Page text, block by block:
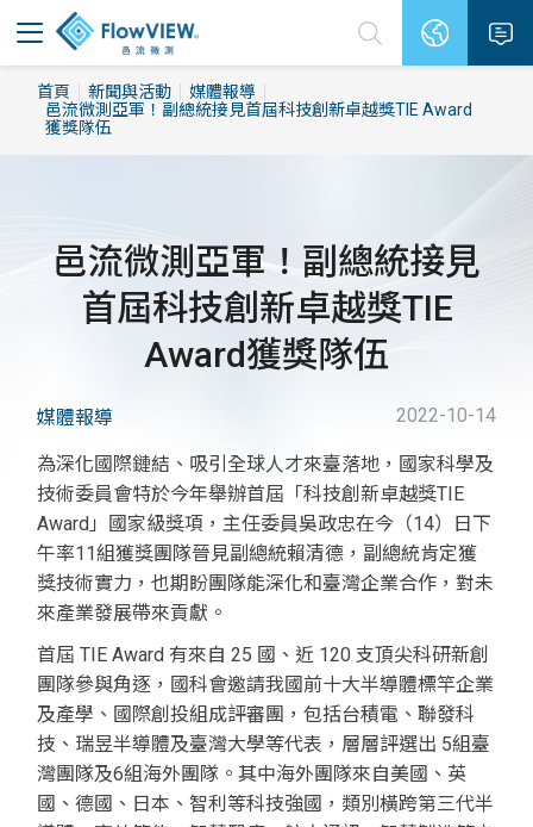
首頁 新聞與活動
媒體報導
邑流微測亞軍！副總統接見首屆科技創新卓越獎TIE Award
獲獎隊伍
邑流微測亞軍！副總統接見
首屆科技創新卓越獎TIE
Award獲獎隊伍
媒體報導 2022-10-14
為深化國際鏈結、吸引全球人才來臺落地，國家科學及
技術委員會特於今年舉辦首屆「科技創新卓越獎TIE
Award」國家級獎項，主任委員吳政忠在今（14）日下
午率11組獲獎團隊晉見副總統賴清德，副總統肯定獲
獎技術實力，也期盼團隊能深化和臺灣企業合作，對未
來產業發展帶來貢獻。
首屆 TIE Award 有來自 25 國、近 120 支頂尖科研新創
團隊參與角逐，國科會邀請我國前十大半導體標竿企業
及產學、國際創投組成評審團，包括台積電、聯發科
技、瑞昱半導體及臺灣大學等代表，層層評選出 5組臺
灣團隊及6組海外團隊。其中海外團隊來自美國、英
國、德國、日本、智利等科技強國，類別橫跨第三代半